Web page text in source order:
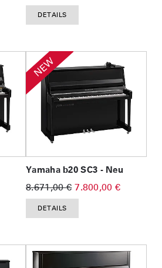
DETAILS
NEW
Yamaha b20 SC3 - Neu
8.671,00 € 7.800,00 €
DETAILS